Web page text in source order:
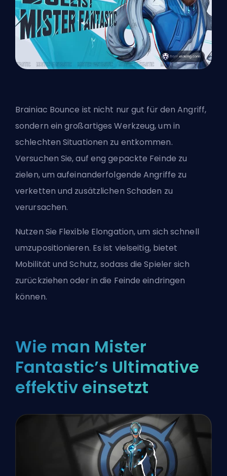
Brainiac Bounce ist nicht nur gut für den Angriff,
sondern ein großartiges Werkzeug, um in
schlechten Situationen zu entkommen.
Versuchen Sie, auf eng gepackte Feinde zu
zielen, um aufeinanderfolgende Angriffe zu
verketten und zusätzlichen Schaden zu
verursachen.
Nutzen Sie Flexible Elongation, um sich schnell
umzupositionieren. Es ist vielseitig, bietet
Mobilität und Schutz, sodass die Spieler sich
zurückziehen oder in die Feinde eindringen
können.
Wie man Mister
Fantastic’s Ultimative
effektiv einsetzt